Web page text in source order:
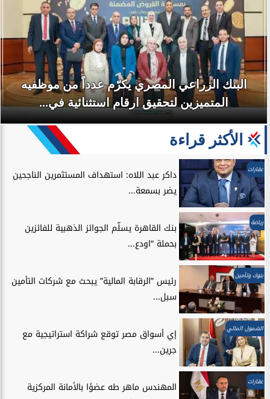
بنك مصر يشارك في فعالية “اليوم العالمي للشباب”
ويقدم العديد من العروض...
الأكثر قراءة
عقارات
داكر عبد اللاه: استهداف المستثمرين الناجحين
يضر بسمعة...
رياضة
بنك القاهرة يسلّم الجوائز الذهبية للفائزين
بحملة “اودع...
بنوك وتأمين
رئيس ”الرقابة المالية” يبحث مع شركات التأمين
سبل...
الشمول المالي
إي أسواق مصر توقع شراكة استراتيجية مع
جرين...
عقارات
المهندس ماهر طه عضوًا بالأمانة المركزية